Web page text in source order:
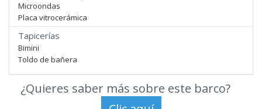
Microondas
Placa vitrocerámica
Tapicerías
Bimini
Toldo de bañera
¿Quieres saber más sobre este barco?